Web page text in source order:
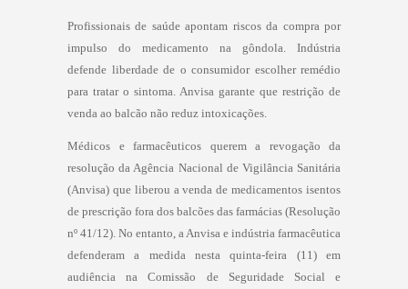
Profissionais de saúde apontam riscos da compra por
impulso do medicamento na gôndola. Indústria
defende liberdade de o consumidor escolher remédio
para tratar o sintoma. Anvisa garante que restrição de
venda ao balcão não reduz intoxicações.
Médicos e farmacêuticos querem a revogação da
resolução da Agência Nacional de Vigilância Sanitária
(Anvisa) que liberou a venda de medicamentos isentos
de prescrição fora dos balcões das farmácias (Resolução
nº 41/12). No entanto, a Anvisa e indústria farmacêutica
defenderam a medida nesta quinta-feira (11) em
audiência na Comissão de Seguridade Social e